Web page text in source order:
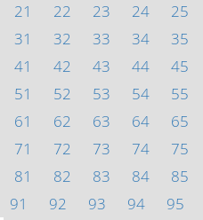
21
22 23 24 25
31
32 33 34 35
41
42 43 44 45
51
52 53 54 55
61
62 63 64 65
71
72 73 74 75
81
82 83 84 85
91
92 93 94 95